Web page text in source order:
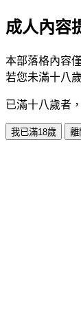
成人內容
本部落格內容
若您未滿十八
已滿十八歲者
我已滿18歲 離